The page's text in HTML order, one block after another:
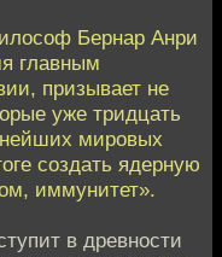
Бернар Анри
главным
призывает не
уже тридцать
мировых
создать ядерную
иммунитет».
в древности